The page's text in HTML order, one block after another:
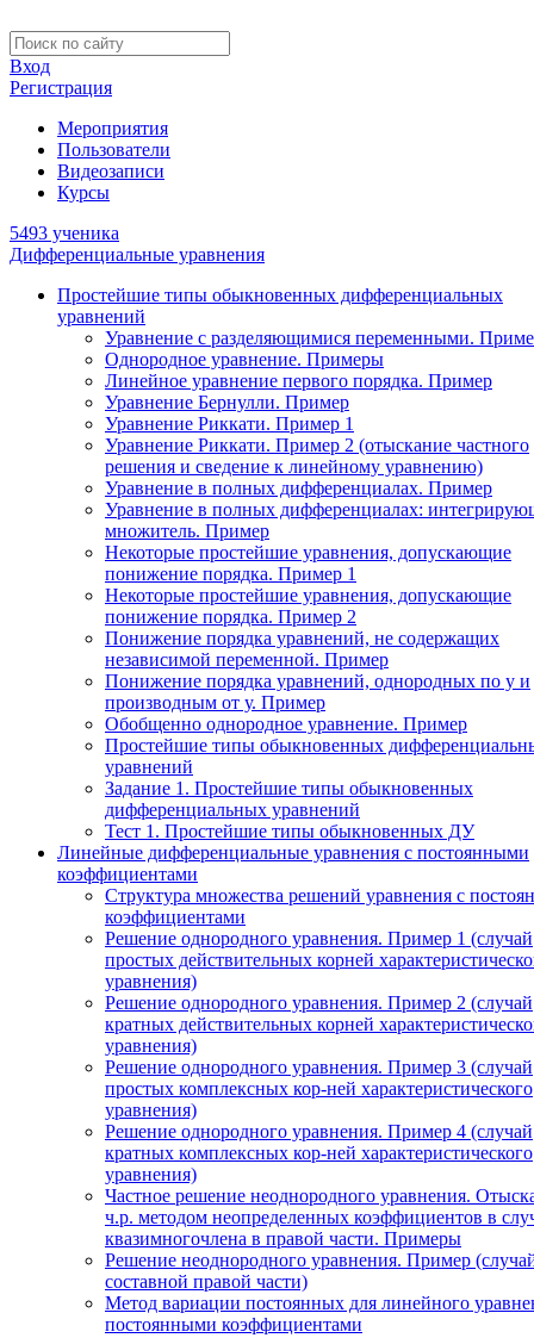
Вход
Регистрация
Мероприятия
Пользователи
Видеозаписи
Курсы
5493 ученика
Дифференциальные уравнения
Простейшие типы обыкновенных дифференциальных
уравнений
Уравнение с разделяющимися переменными.
Однородное уравнение. Примеры
Линейное уравнение первого порядка. Пример
Уравнение Бернулли. Пример
Уравнение Риккати. Пример 1
Уравнение Риккати. Пример 2 (отыскание частного
решения и сведение к линейному уравнению)
Уравнение в полных дифференциалах. Пример
Уравнение в полных дифференциалах:
множитель. Пример
Некоторые простейшие уравнения, допускающие
понижение порядка. Пример 1
Некоторые простейшие уравнения, допускающие
понижение порядка. Пример 2
Понижение порядка уравнений, не содержащих
независимой переменной. Пример
Понижение порядка уравнений, однородных по у и
производным от у. Пример
Обобщенно однородное уравнение. Пример
Простейшие типы обыкновенных
уравнений
Задание 1. Простейшие типы обыкновенных
дифференциальных уравнений
Тест 1. Простейшие типы обыкновенных ДУ
Линейные дифференциальные уравнения с постоянными
коэффициентами
Структура множества решений уравнения с
коэффициентами
Решение однородного уравнения. Пример 1 (случай
простых действительных корней
уравнения)
Решение однородного уравнения. Пример 2 (случай
кратных действительных корней
уравнения)
Решение однородного уравнения. Пример 3 (случай
простых комплексных кор-ней характеристического
уравнения)
Решение однородного уравнения. Пример 4 (случай
кратных комплексных кор-ней характеристического
уравнения)
Частное решение неоднородного уравнения.
ч.р. методом неопределенных коэффициентов в
квазимногочлена в правой части. Примеры
Решение неоднородного уравнения. Пример
составной правой части)
Метод вариации постоянных для линейного
постоянными коэффициентами